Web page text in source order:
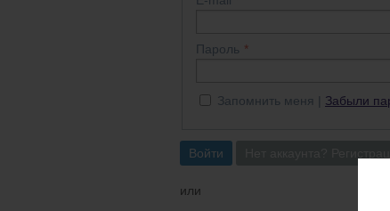
Пароль
Запомнить меня Забыли
Войти
или